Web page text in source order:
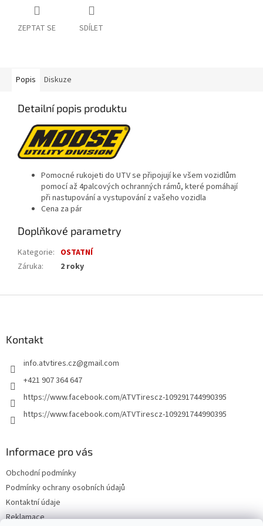
ZEPTAT SE SDÍLET
Popis Diskuze
Detailní popis produktu
Pomocné rukojeti do UTV se připojují ke všem vozidlům
pomocí až 4palcových ochranných rámů, které pomáhají
při nastupování a vystupování z vašeho vozidla
Cena za pár
Doplňkové parametry
Kategorie: OSTATNÍ
Záruka: 2 roky
Kontakt
info.atvtires.cz@gmail.com
+421 907 364 647
https://www.facebook.com/ATVTirescz-109291744990395
https://www.facebook.com/ATVTirescz-109291744990395
Informace pro vás
Obchodní podmínky
Podmínky ochrany osobních údajů
Kontaktní údaje
Reklamace